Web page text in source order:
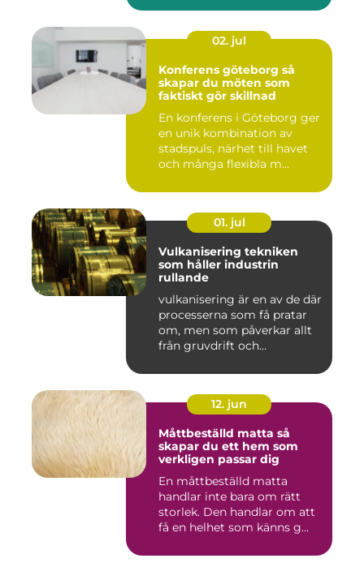
02. jul
Konferens göteborg så
skapar du möten som
faktiskt gör skillnad
En konferens i Göteborg ger
en unik kombination av
stadspuls, närhet till havet
och många flexibla m...
01. jul
Vulkanisering tekniken
som håller industrin
rullande
vulkanisering är en av de där
processerna som få pratar
om, men som påverkar allt
från gruvdrift och...
12. jun
Måttbeställd matta så
skapar du ett hem som
verkligen passar dig
En måttbeställd matta
handlar inte bara om rätt
storlek. Den handlar om att
få en helhet som känns g...